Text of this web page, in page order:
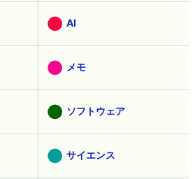
AI
メモ
ソフトウェア
サイエンス